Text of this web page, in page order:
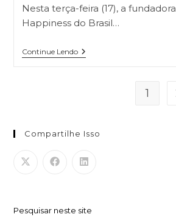
Nesta terça-feira (17), a
Happiness do Brasil…
Continue Lendo
1
Compartilhe Isso
Pesquisar neste site